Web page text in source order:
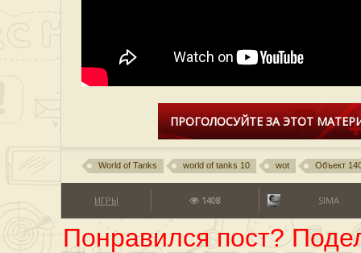
ПРОГОЛОСУЙТЕ ЗА ЭТОТ
World of Tanks world of tanks 10 wot Объект
ИГРЫ 1408 SIMA
Понравился пост?